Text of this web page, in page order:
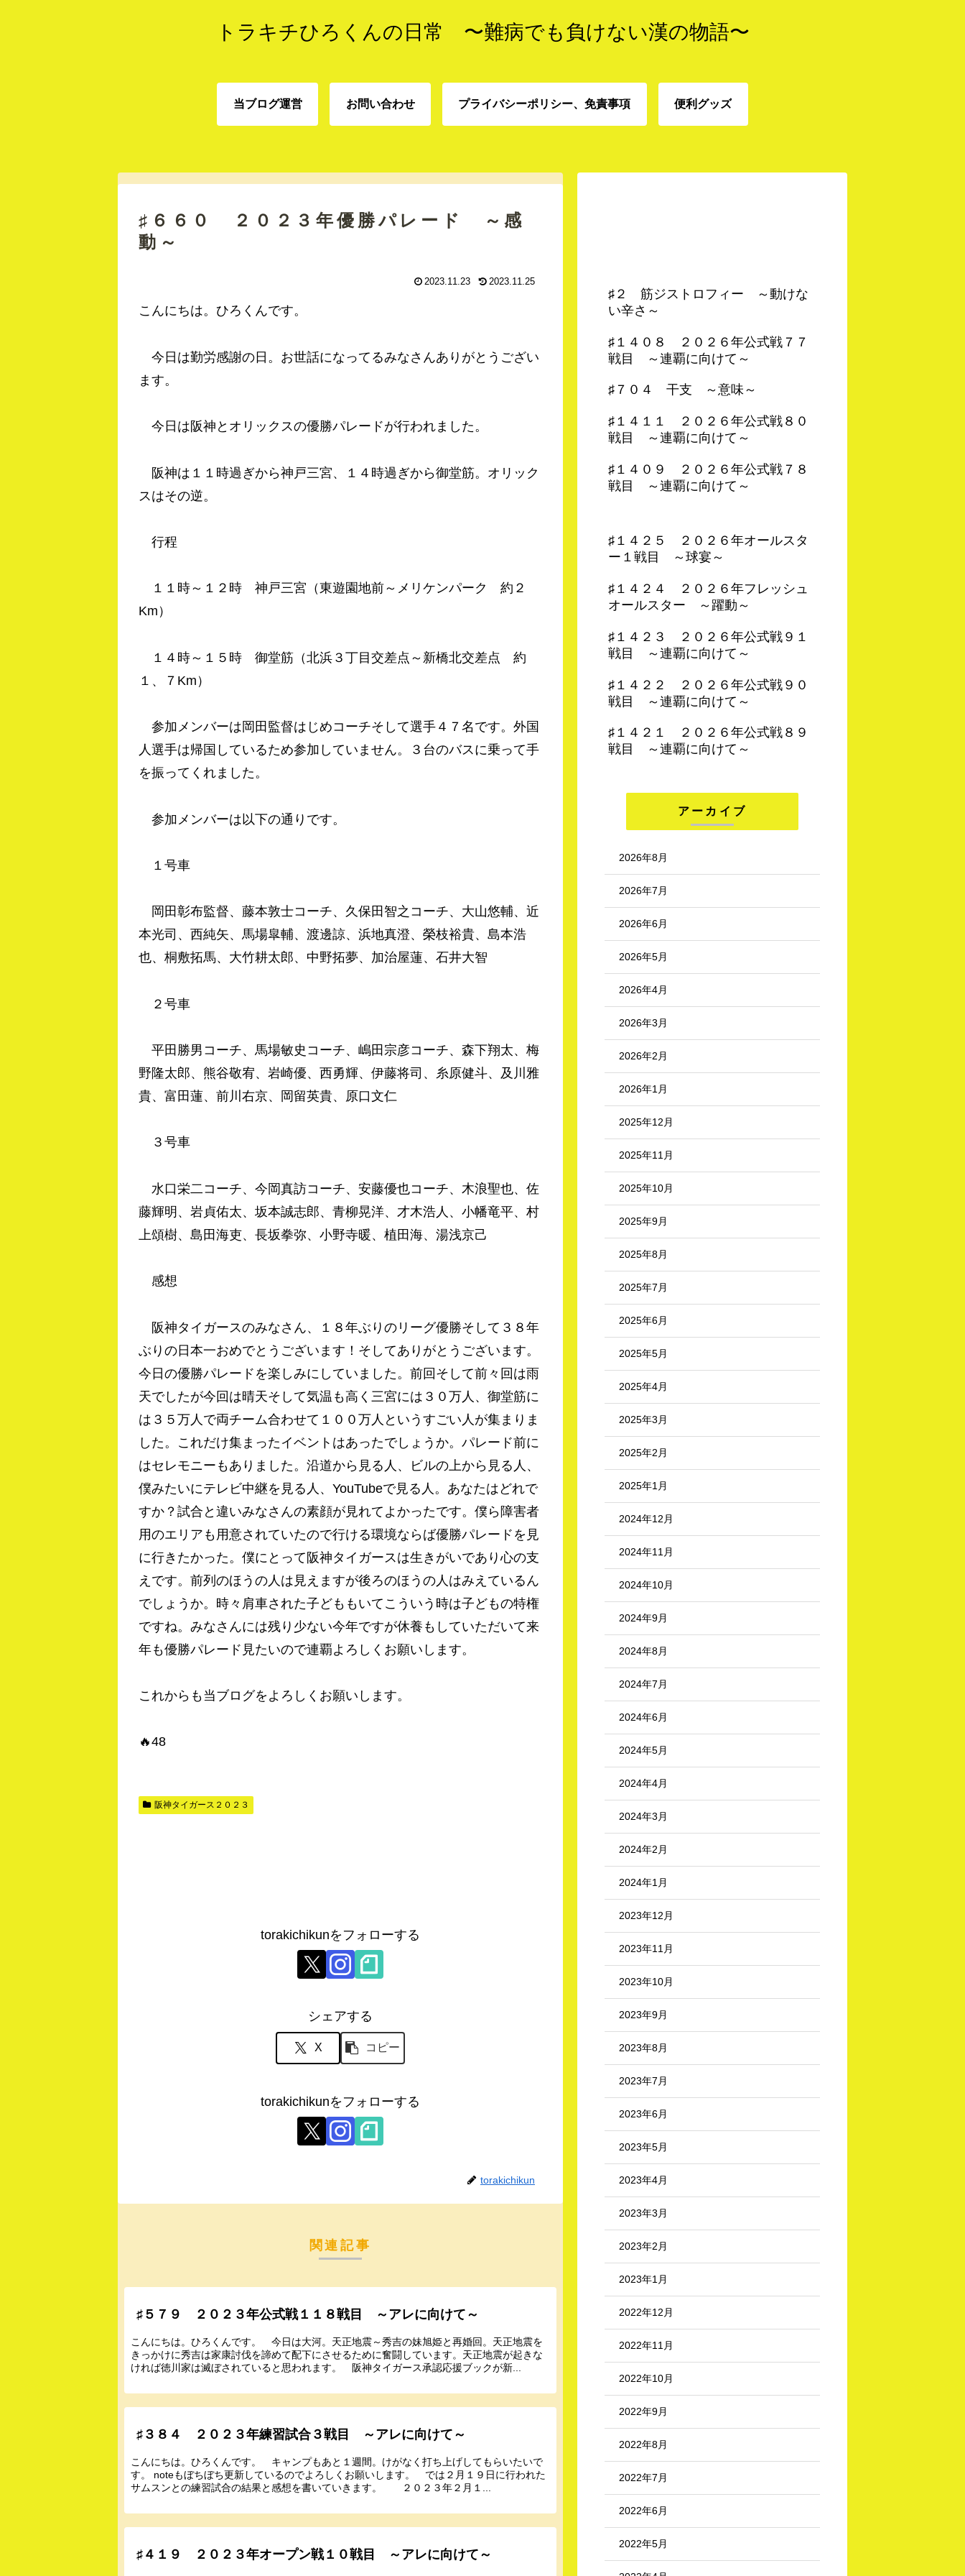
トラキチひろくんの日常 〜難病でも負けない漢の物語〜
当ブログ運営 お問い合わせ プライバシーポリシー、免責事項 便利グッズ
♯６６０ ２０２３年優勝パレード ～感
動～
2023.11.23 2023.11.25
こんにちは。ひろくんです。
今日は勤労感謝の日。お世話になってるみなさんありがとうござい
ます。
今日は阪神とオリックスの優勝パレードが行われました。
阪神は１１時過ぎから神戸三宮、１４時過ぎから御堂筋。オリック
スはその逆。
行程
１１時～１２時 神戸三宮（東遊園地前～メリケンパーク 約２
Km）
１４時～１５時 御堂筋（北浜３丁目交差点～新橋北交差点 約
１、７Km）
参加メンバーは岡田監督はじめコーチそして選手４７名です。外国
人選手は帰国しているため参加していません。３台のバスに乗って手
を振ってくれました。
参加メンバーは以下の通りです。
１号車
岡田彰布監督、藤本敦士コーチ、久保田智之コーチ、大山悠輔、近
本光司、西純矢、馬場皐輔、渡邊諒、浜地真澄、榮枝裕貴、島本浩
也、桐敷拓馬、大竹耕太郎、中野拓夢、加治屋蓮、石井大智
２号車
平田勝男コーチ、馬場敏史コーチ、嶋田宗彦コーチ、森下翔太、梅
野隆太郎、熊谷敬宥、岩崎優、西勇輝、伊藤将司、糸原健斗、及川雅
貴、富田蓮、前川右京、岡留英貴、原口文仁
３号車
水口栄二コーチ、今岡真訪コーチ、安藤優也コーチ、木浪聖也、佐
藤輝明、岩貞佑太、坂本誠志郎、青柳晃洋、才木浩人、小幡竜平、村
上頌樹、島田海吏、長坂拳弥、小野寺暖、植田海、湯浅京己
感想
阪神タイガースのみなさん、１８年ぶりのリーグ優勝そして３８年
ぶりの日本一おめでとうございます！そしてありがとうございます。
今日の優勝パレードを楽しみにしていました。前回そして前々回は雨
天でしたが今回は晴天そして気温も高く三宮には３０万人、御堂筋に
は３５万人で両チーム合わせて１００万人というすごい人が集まりま
した。これだけ集まったイベントはあったでしょうか。パレード前に
はセレモニーもありました。沿道から見る人、ビルの上から見る人、
僕みたいにテレビ中継を見る人、YouTubeで見る人。あなたはどれで
すか？試合と違いみなさんの素顔が見れてよかったです。僕ら障害者
用のエリアも用意されていたので行ける環境ならば優勝パレードを見
に行きたかった。僕にとって阪神タイガースは生きがいであり心の支
えです。前列のほうの人は見えますが後ろのほうの人はみえているん
でしょうか。時々肩車された子どももいてこういう時は子どもの特権
ですね。みなさんには残り少ない今年ですが休養もしていただいて来
年も優勝パレード見たいので連覇よろしくお願いします。
これからも当ブログをよろしくお願いします。
🔥48
阪神タイガース２０２３
torakichikunをフォローする
シェアする
X コピー
torakichikunをフォローする
torakichikun
関連記事
♯５７９ ２０２３年公式戦１１８戦目 ～アレに向けて～
こんにちは。ひろくんです。 今日は大河。天正地震～秀吉の妹旭姫と再婚回。天正地震を
きっかけに秀吉は家康討伐を諦めて配下にさせるために奮闘しています。天正地震が起きな
ければ徳川家は滅ぼされていると思われます。 阪神タイガース承認応援ブックが新...
♯３８４ ２０２３年練習試合３戦目 ～アレに向けて～
こんにちは。ひろくんです。 キャンプもあと１週間。けがなく打ち上げしてもらいたいで
す。 noteもぼちぼち更新しているのでよろしくお願いします。 では２月１９日に行われた
サムスンとの練習試合の結果と感想を書いていきます。 ２０２３年２月１...
♯４１９ ２０２３年オープン戦１０戦目 ～アレに向けて～
♯２ 筋ジストロフィー ～動けな
い辛さ～
♯１４０８ ２０２６年公式戦７７
戦目 ～連覇に向けて～
♯７０４ 干支 ～意味～
♯１４１１ ２０２６年公式戦８０
戦目 ～連覇に向けて～
♯１４０９ ２０２６年公式戦７８
戦目 ～連覇に向けて～
♯１４２５ ２０２６年オールスタ
ー１戦目 ～球宴～
♯１４２４ ２０２６年フレッシュ
オールスター ～躍動～
♯１４２３ ２０２６年公式戦９１
戦目 ～連覇に向けて～
♯１４２２ ２０２６年公式戦９０
戦目 ～連覇に向けて～
♯１４２１ ２０２６年公式戦８９
戦目 ～連覇に向けて～
アーカイブ
2026年8月
2026年7月
2026年6月
2026年5月
2026年4月
2026年3月
2026年2月
2026年1月
2025年12月
2025年11月
2025年10月
2025年9月
2025年8月
2025年7月
2025年6月
2025年5月
2025年4月
2025年3月
2025年2月
2025年1月
2024年12月
2024年11月
2024年10月
2024年9月
2024年8月
2024年7月
2024年6月
2024年5月
2024年4月
2024年3月
2024年2月
2024年1月
2023年12月
2023年11月
2023年10月
2023年9月
2023年8月
2023年7月
2023年6月
2023年5月
2023年4月
2023年3月
2023年2月
2023年1月
2022年12月
2022年11月
2022年10月
2022年9月
2022年8月
2022年7月
2022年6月
2022年5月